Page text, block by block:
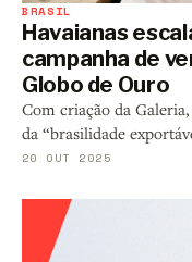
BRASIL
Havaianas
campanha de
Globo de Ouro
Com criação da
da “brasilidade
20 OUT 2025